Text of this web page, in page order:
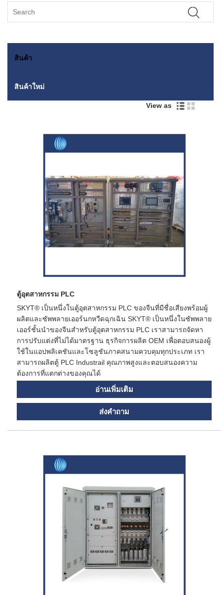
สินค้า
สินค้าใหม่
View as
ตู้อุตสาหกรรม PLC
SKYT® เป็นหนึ่งในตู้อุตสาหกรรม PLC ของจีนที่มีชื่อเสียงพร้อมผู้
ผลิตและซัพพลายเออร์นกหวีดฉุกเฉิน SKYT® เป็นหนึ่งในซัพพลาย
เออร์ชั้นนำของจีนสำหรับตู้อุตสาหกรรม PLC เราสามารถจัดหา
การปรับแต่งที่ไม่ได้มาตรฐาน ธุรกิจการผลิต OEM เพื่อตอบสนองผู้
ใช้ในแอปพลิเคชันและโซลูชันภาคสนามควบคุมทุกประเภท เรา
สามารถผลิตตู้ PLC Industrail คุณภาพสูงและตอบสนองความ
ต้องการที่แตกต่างของคุณได้
อ่านเพิ่มเติม
ส่งคำถาม